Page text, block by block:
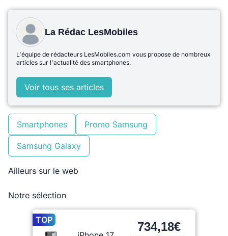
La Rédac LesMobiles
L'équipe de rédacteurs LesMobiles.com vous propose de nombreux
articles sur l'actualité des smartphones.
Voir tous ses articles
Smartphones Promo Samsung
Samsung Galaxy
Ailleurs sur le web
Notre sélection
TOP
734,18€